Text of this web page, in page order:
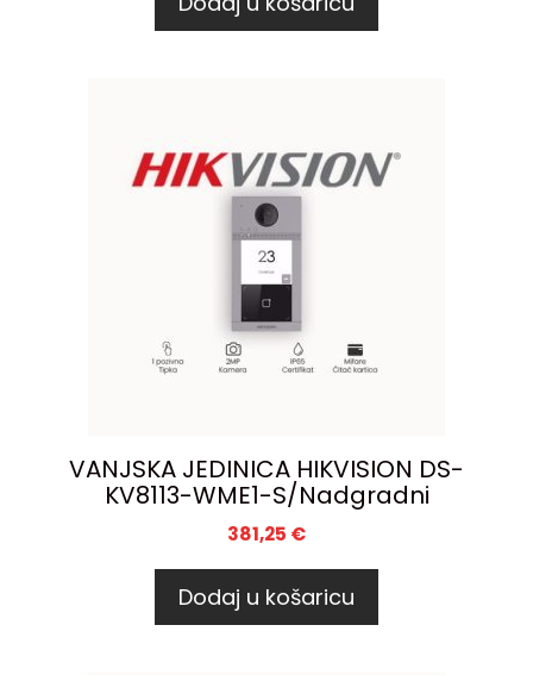
VANJSKA JEDINICA HIKVISION DS-
KV8113-WME1-S/Nadgradni
381,25 €
Dodaj u košaricu